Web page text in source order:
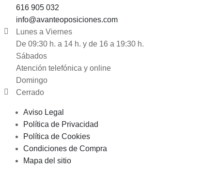
616 905 032
info@avanteoposiciones.com
Lunes a Viernes
De 09:30 h. a 14 h. y de 16 a 19:30 h.
Sábados
Atención telefónica y online
Domingo
Cerrado
Aviso Legal
Política de Privacidad
Política de Cookies
Condiciones de Compra
Mapa del sitio